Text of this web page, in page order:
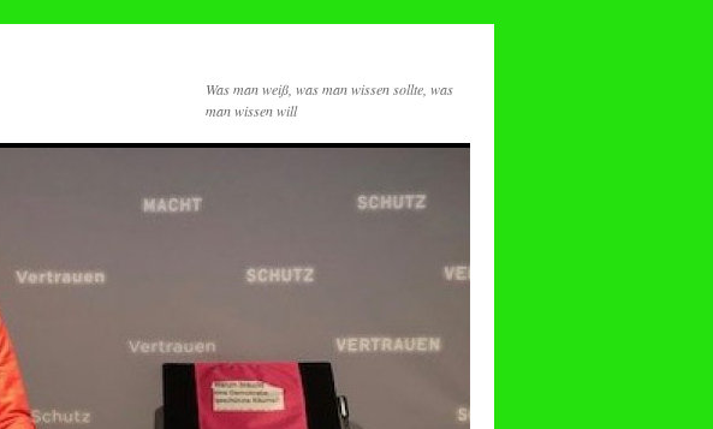
Was man weiß, was man wissen sollte, was
man wissen will